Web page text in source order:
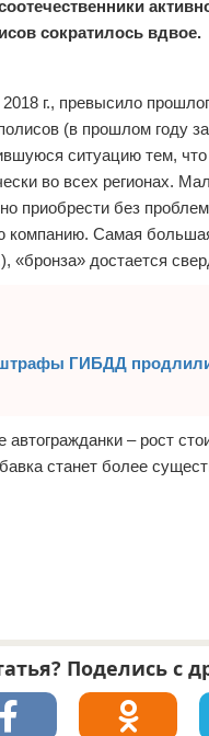
сократилось вдвое.
г., превысило
(в прошлом году
ситуацию тем,
во всех регионах.
приобрести без
Самая
достается
штрафы ГИБДД
– рост
станет более
Поделись с